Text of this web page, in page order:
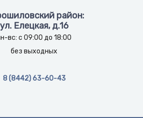
район:
ул. Елецкая, д.16
вс: с 09:00 до 18:00
без выходных
8 (8442) 63-60-43